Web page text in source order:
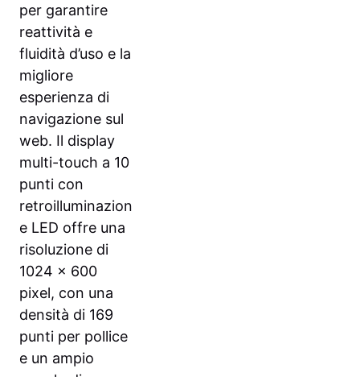
per garantire
reattività e
fluidità d’uso e la
migliore
esperienza di
navigazione sul
web. Il display
multi-touch a 10
punti con
retroilluminazion
e LED offre una
risoluzione di
1024 x 600
pixel, con una
densità di 169
punti per pollice
e un ampio